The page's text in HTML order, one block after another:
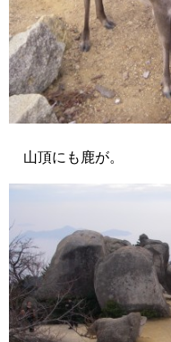
山頂にも鹿が。